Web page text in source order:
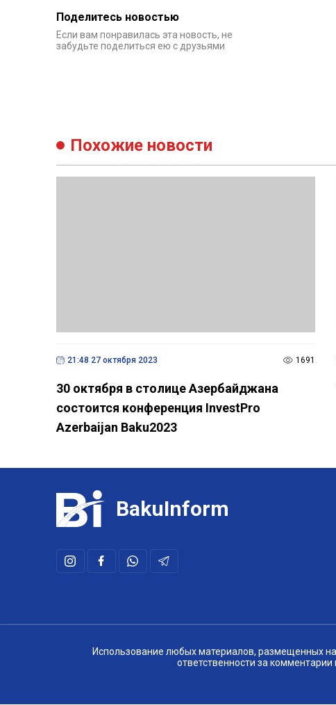
Поделитесь новостью
Если вам понравилась эта новость, не
забудьте поделиться ею с друзьями
Похожие новости
21:48 27 октября 2023 1691
30 октября в столице Азербайджана
состоится конференция InvestPro
Azerbaijan Baku2023
BakuInform
Использование любых материалов, размещенных
ответственности за